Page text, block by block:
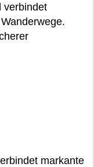
verbindet
markante